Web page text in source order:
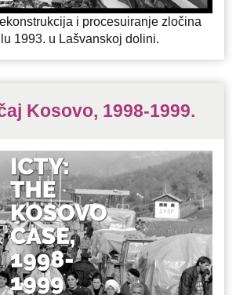
i procesuiranje zločina
1993. u Lašvanskoj dolini.
Kosovo, 1998-1999.